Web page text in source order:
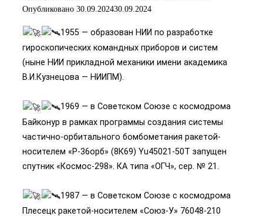
Опубликовано 30.09.202430.09.2024
1955 — образован НИИ по разработке
гироскопических командных приборов и систем
(ныне НИИ прикладной механики имени академика
В.И.Кузнецова — НИИПМ).
1969 — в Советском Союзе с космодрома
Байконур в рамках программы создания системы
частично-орбитального бомбометания ракетой-
носителем «Р-36орб» (8К69) Yu45021-50T запущен
спутник «Космос-298». КА типа «ОГЧ», сер. № 21.
1987 — в Советском Союзе с космодрома
Плесецк ракетой-носителем «Союз-У» 76048-210